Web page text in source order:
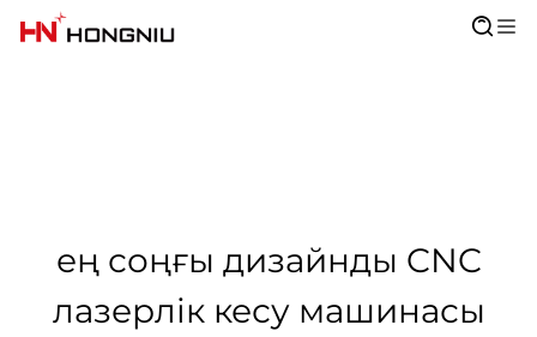
ең соңғы дизайнды CNC
лазерлік кесу машинасы